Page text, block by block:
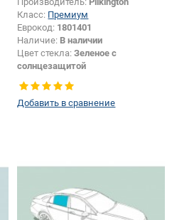
Класс: Премиум
Еврокод: 1801401
Наличие: В наличии
Цвет стекла:Зеленое с
солнцезащитой
Тип стекла:Боковое стекло
правое
Появление или изменение
Добавить в сравнение